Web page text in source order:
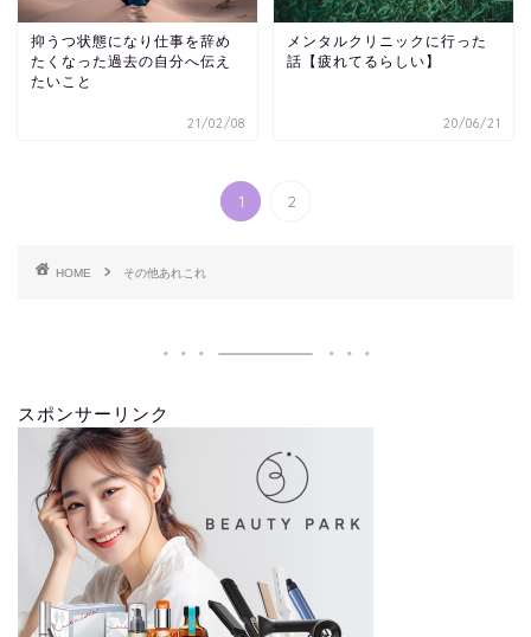
抑うつ状態になり仕事を辞め
たくなった過去の自分へ伝え
たいこと
21/02/08
メンタルクリニックに行った
話【疲れてるらしい】
20/06/21
1 2
HOME その他あれこれ
スポンサーリンク